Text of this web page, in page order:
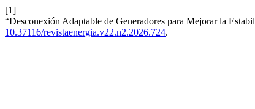
[1]
“Desconexión Adaptable de Generadores para Mejorar la
10.37116/revistaenergia.v22.n2.2026.724.